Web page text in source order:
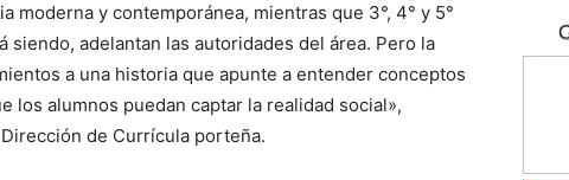
moderna y contemporánea, mientras que 3°, 4° y 5°
adelantan las autoridades del área. Pero la
a una historia que apunte a entender conceptos
los alumnos puedan captar la realidad social»,
de Currícula porteña.